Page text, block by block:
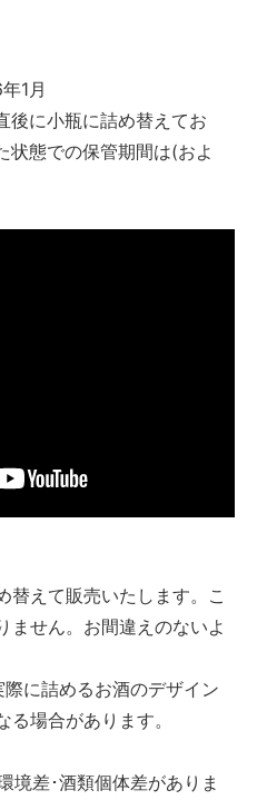
1月
後に小瓶に詰め替えてお
状態での保管期間は(およ
替えて販売いたします。こ
ません。お間違えのないよ
に詰めるお酒のデザイン
場合があります。
境差･酒類個体差がありま